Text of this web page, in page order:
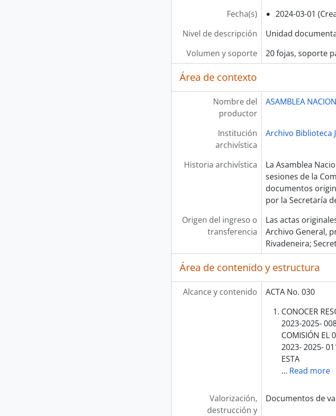
Fecha(s)
2024-03-01
Nivel de descripción
Unidad
Volumen y soporte
20 fojas, soporte
Área de contexto
Nombre del
productor
ASAMBLEA
Institución
archivística
Archivo Biblioteca
Historia archivística
La Asamblea
sesiones de la
documentos
por la Secretaría
Origen del ingreso o
transferencia
Las actas
Archivo General,
Rivadeneira;
Área de contenido y estructura
Alcance y contenido
ACTA No. 030
CONOCER
2023-2025-
COMISIÓN EL
2023- 2025-
ESTA
… Read more
Valorización,
destrucción y
Documentos de